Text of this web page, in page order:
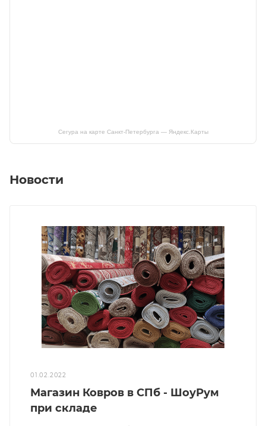
Сегура на карте Санкт‑Петербурга — Яндекс.Карты
Новости
01.02.2022
Магазин Ковров в СПб - ШоуРум
при складе